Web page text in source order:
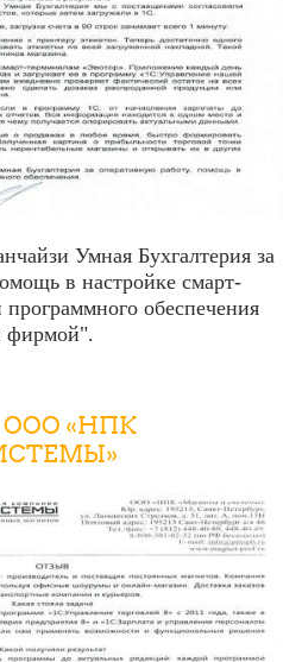
Умная Бухгалтерия за
в настройке смарт-
обеспечения
фирмой".
ООО «НПК